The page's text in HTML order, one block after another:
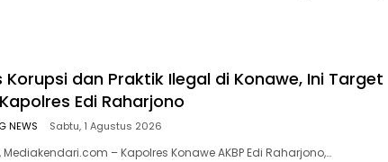
Korupsi dan Praktik Ilegal di Konawe, Ini Target
Edi Raharjono
NEWS Sabtu, 1 Agustus 2026
Mediakendari.com – Kapolres Konawe AKBP Edi Raharjono,…